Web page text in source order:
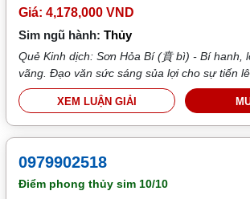
Giá: 4,178,000 VND
Sim ngũ hành:Thủy
Quẻ Kinh dịch: Sơn Hỏa Bí (賁 bì) - Bí hanh,
vãng. Đạo văn sức sáng sủa lợi cho sự tiến
XEM LUẬN GIẢI
0979902518
Điểm phong thủy sim 10/10